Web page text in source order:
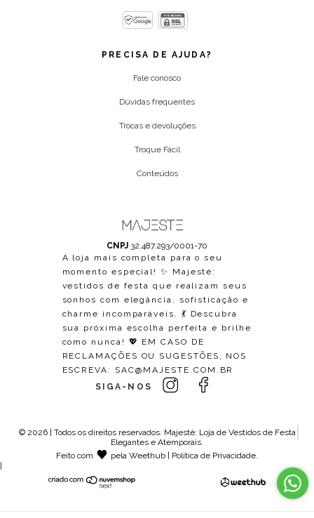
PRECISA DE AJUDA?
Fale conosco
Dúvidas frequentes
Trocas e devoluções
Troque Fácil
Conteúdos
CNPJ 32.487.293/0001-70
A loja mais completa para o seu
momento especial! ✨ Majesté:
vestidos de festa que realizam seus
sonhos com elegância, sofisticação e
charme incomparáveis. 💃 Descubra
sua próxima escolha perfeita e brilhe
como nunca! 💖 EM CASO DE
RECLAMAÇÕES OU SUGESTÕES, NOS
ESCREVA: SAC@MAJESTE.COM.BR
SIGA-NOS
© 2026 | Todos os direitos reservados. Majesté: Loja de Vestidos de Festa
Elegantes e Atemporais.
Feito com
pelaWeethub Política de Privacidade.
|